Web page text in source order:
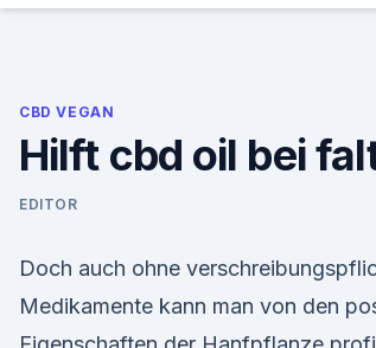
CBD VEGAN
Hilft cbd oil bei
EDITOR
Doch auch ohne
Medikamente kann man von den